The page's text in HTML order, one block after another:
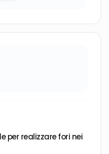
per realizzare fori nei